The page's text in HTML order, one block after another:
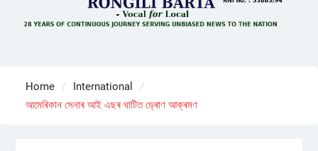
Home
International
আমেৰিকান সেনাৰ আই এছৰ ঘাটিত ড্ৰোণ আক্ৰমণ